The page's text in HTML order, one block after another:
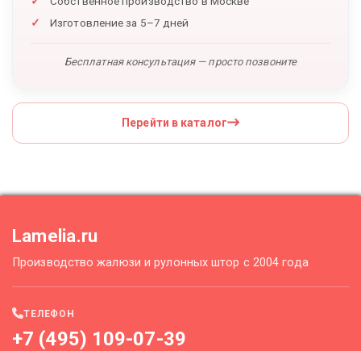
Изготовление за 5–7 дней
Бесплатная консультация — просто позвоните
Перейти в каталог
Lamelia.ru
Производство жалюзи и рулонных штор с 2004 года
ТЕЛЕФОН
+7 (495) 109-07-39